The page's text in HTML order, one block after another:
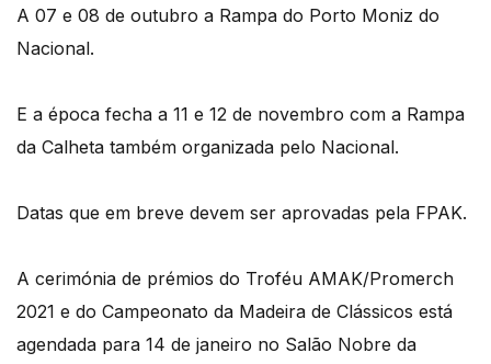
A 07 e 08 de outubro a Rampa do Porto Moniz do
Nacional.
E a época fecha a 11 e 12 de novembro com a Rampa
da Calheta também organizada pelo Nacional.
Datas que em breve devem ser aprovadas pela FPAK.
A cerimónia de prémios do Troféu AMAK/Promerch
2021 e do Campeonato da Madeira de Clássicos está
agendada para 14 de janeiro no Salão Nobre da